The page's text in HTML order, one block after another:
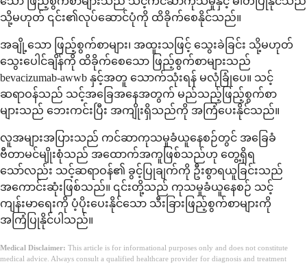
သို့မဟုတ် ၎င်း၏လုပ်ဆောင်ပုံကို ထိခိုက်စေနိုင်သည်။
အချို့သော ဖြည့်စွက်စာများ၊ အထူးသဖြင့် သွေးခဲခြင်း သို့မဟုတ်
သွေးပေါင်ချိန်ကို ထိခိုက်စေသော ဖြည့်စွက်စာများသည်
bevacizumab-awwb နှင့်အတူ သောက်သုံးရန် မလုံခြုံပေ။ သင့်
ဆရာဝန်သည် သင့်အခြေအနေအတွက် မည်သည့်ဖြည့်စွက်စာ
များသည် ဘေးကင်းပြီး အကျိုးရှိသည်ကို အကြံပေးနိုင်သည်။
လူအများအပြားသည် ကင်ဆာကုသမှုခံယူနေစဉ်တွင် အခြေခံ
ဗီတာမင်မျိုးစုံသည် အထောက်အကူဖြစ်သည်ဟု တွေ့ရှိရ
သော်လည်း သင့်ဆရာဝန်၏ ခွင့်ပြုချက်ကို ဦးစွာရယူခြင်းသည်
အကောင်းဆုံးဖြစ်သည်။ ၎င်းတို့သည် ကုသမှုခံယူနေစဉ် သင့်
ကျန်းမာရေးကို ပံ့ပိုးပေးနိုင်သော သီးခြားဖြည့်စွက်စာများကို
အကြံပြုနိုင်ပါသည်။
Medical Disclaimer: This article is for informational purposes only and does not constitute
medical advice. Always consult a qualified healthcare provider for diagnosis and treatment